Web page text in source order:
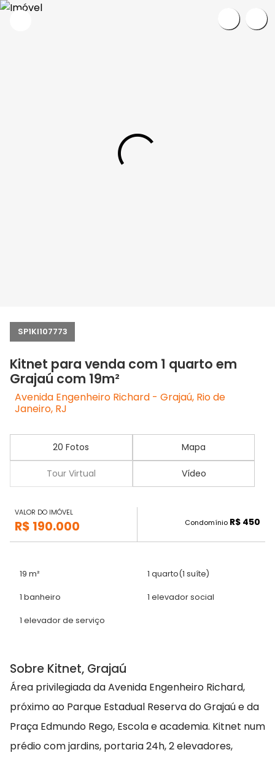
SP1KI107773
Kitnet para venda com 1 quarto em
Grajaú com 19m²
Avenida Engenheiro Richard - Grajaú, Rio de
Janeiro, RJ
20 Fotos Mapa
Tour Virtual Vídeo
VALOR DO IMÓVEL
R$ 190.000 Condomínio R$ 450
19 m² 1 quarto(1 suíte)
1 banheiro 1 elevador social
1 elevador de serviço
Sobre Kitnet, Grajaú
Área privilegiada da Avenida Engenheiro Richard,
próximo ao Parque Estadual Reserva do Grajaú e da
Praça Edmundo Rego, Escola e academia. Kitnet num
prédio com jardins, portaria 24h, 2 elevadores,